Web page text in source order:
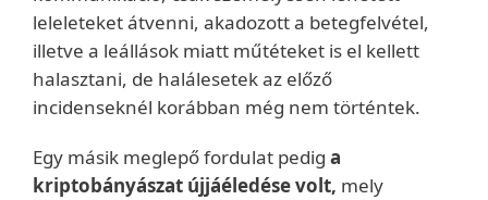
leleleteket átvenni, akadozott a betegfelvétel,
illetve a leállások miatt műtéteket is el kellett
halasztani, de halálesetek az előző
incidenseknél korábban még nem történtek.
Egy másik meglepő fordulat pedig a
kriptobányászat újjáéledése volt, mely